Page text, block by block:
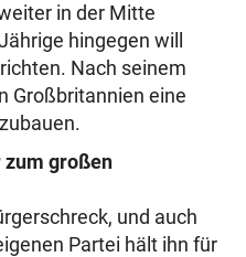
in der Mitte
hingegen will
Nach seinem
Großbritannien eine
großen
und auch
Partei hält ihn für